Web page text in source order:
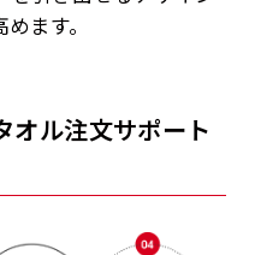
ます。
オル注文サポート